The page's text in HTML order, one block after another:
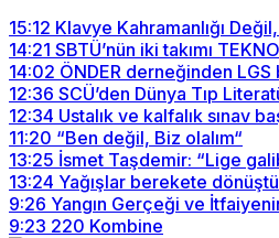
15:12 Klavye Kahramanlığı
14:21 SBTÜ’nün iki takımı
14:02 ÖNDER derneğinden
12:36 SCÜ’den Dünya Tıp
12:34 Ustalık ve kalfalık sınav
11:20 “Ben değil, Biz olalım“
13:25 İsmet Taşdemir: “Lige
13:24 Yağışlar berekete dönüştü
9:26 Yangın Gerçeği ve
9:23 220 Kombine